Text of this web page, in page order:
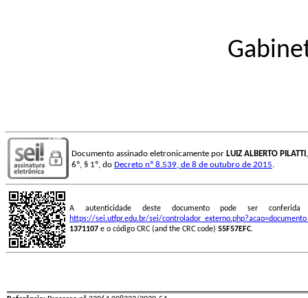
Documento assinado eletronicamente por LUIZ ALBERTO PILATTI
6º, § 1º, do Decreto nº 8.539, de 8 de outubro de 2015.
A autenticidade deste documento pode ser
https://sei.utfpr.edu.br/sei/
1371107 e o código CRC (and the CRC code) 55F57EFC.